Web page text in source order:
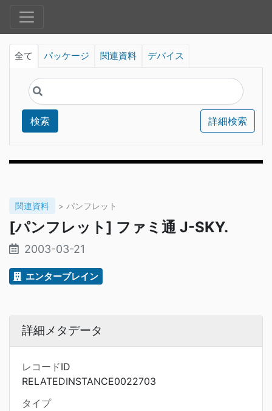
全て パッケージ 関連資料 デバイス
検索 詳細検索
関連資料 > パンフレット
[パンフレット] ファミ通 J-SKY.
2003-03-21
エンターブレイン
詳細メタデータ
レコードID
RELATEDINSTANCE0022703
タイプ